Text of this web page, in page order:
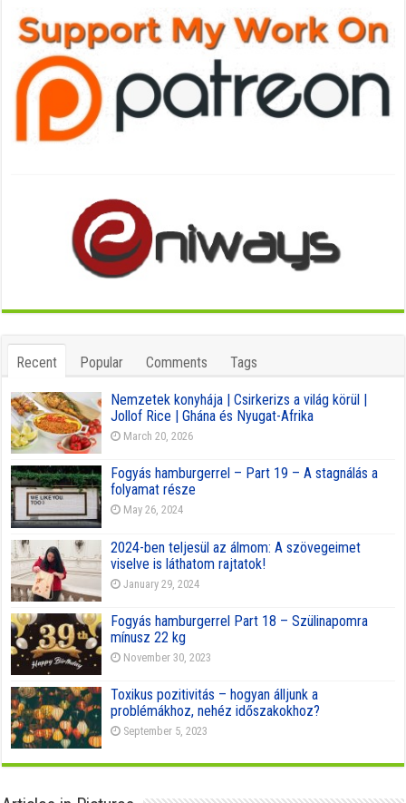
Recent Popular Comments Tags
Nemzetek konyhája | Csirkerizs a világ körül |
Jollof Rice | Ghána és Nyugat-Afrika
March 20, 2026
Fogyás hamburgerrel – Part 19 – A stagnálás a
folyamat része
May 26, 2024
2024-ben teljesül az álmom: A szövegeimet
viselve is láthatom rajtatok!
January 29, 2024
Fogyás hamburgerrel Part 18 – Szülinapomra
mínusz 22 kg
November 30, 2023
Toxikus pozitivitás – hogyan álljunk a
problémákhoz, nehéz időszakokhoz?
September 5, 2023